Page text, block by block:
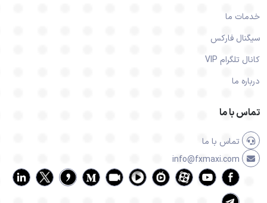
خدمات ما
سیگنال فارکس
کانال تلگرام VIP
درباره ما
تماس با ما
تماس با ما